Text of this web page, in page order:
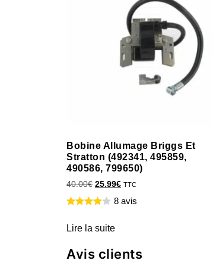
Bobine Allumage Briggs Et
Stratton (492341, 495859,
490586, 799650)
40.00€ 25.99€ TTC
8 avis
Lire la suite
Avis clients